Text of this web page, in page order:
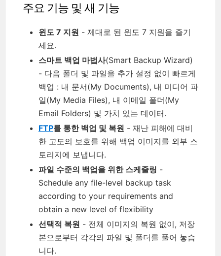
주요 기능 및 새 기능
윈도 7 지원 - 제대로 된 윈도 7 지원을 즐기
세요.
스마트 백업 마법사(Smart Backup Wizard)
- 다음 폴더 및 파일을 추가 설정 없이 빠르게
백업 : 내 문서(My Documents), 내 미디어 파
일(My Media Files), 내 이메일 폴더(My
Email Folders) 및 가치 있는 데이터.
FTP를 통한 백업 및 복원 - 재난 피해에 대비
한 고도의 보호를 위해 백업 이미지를 외부 스
토리지에 보냅니다.
파일 수준의 백업을 위한 스케줄링 -
Schedule any file-level backup task
according to your requirements and
obtain a new level of flexibility
선택적 복원 - 전체 이미지의 복원 없이, 저장
본으로부터 각각의 파일 및 폴더를 풀어 놓습
니다.